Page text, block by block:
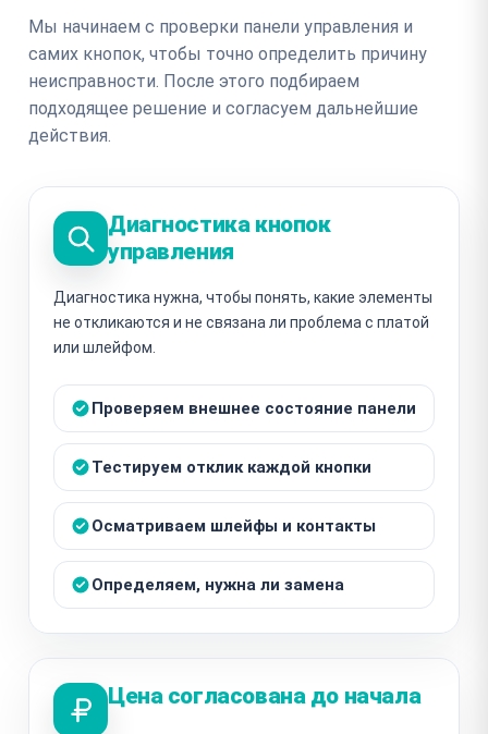
Мы начинаем с проверки панели управления и
самих кнопок, чтобы точно определить причину
неисправности. После этого подбираем
подходящее решение и согласуем дальнейшие
действия.
Диагностика кнопок
управления
Диагностика нужна, чтобы понять, какие элементы
не откликаются и не связана ли проблема с платой
или шлейфом.
Проверяем внешнее состояние панели
Тестируем отклик каждой кнопки
Осматриваем шлейфы и контакты
Определяем, нужна ли замена
Цена согласована до начала